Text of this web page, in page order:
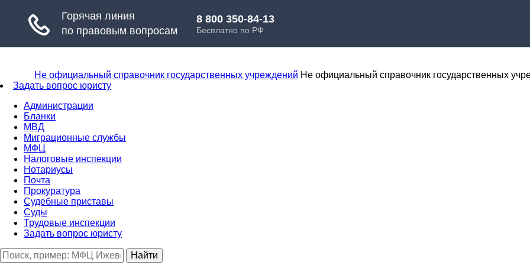
Не официальный справочник государственных учреждений Не официальный справочник государственных
Задать вопрос юристу
Администрации
Бланки
МВД
Миграционные службы
МФЦ
Налоговые инспекции
Нотариусы
Почта
Прокуратура
Судебные приставы
Суды
Трудовые инспекции
Задать вопрос юристу